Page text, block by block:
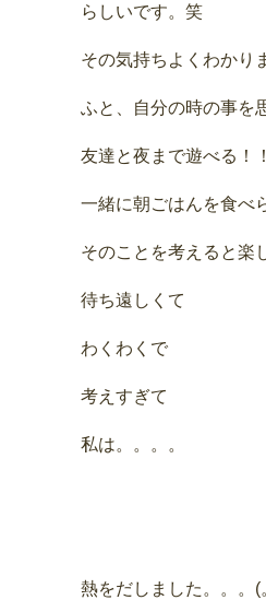
らしいです。笑
その気持ちよくわかり
ふと、自分の時の事を
友達と夜まで遊べる！
一緒に朝ごはんを食べ
そのことを考えると楽
待ち遠しくて
わくわくで
考えすぎて
私は。。。。
熱をだしました 。。。(